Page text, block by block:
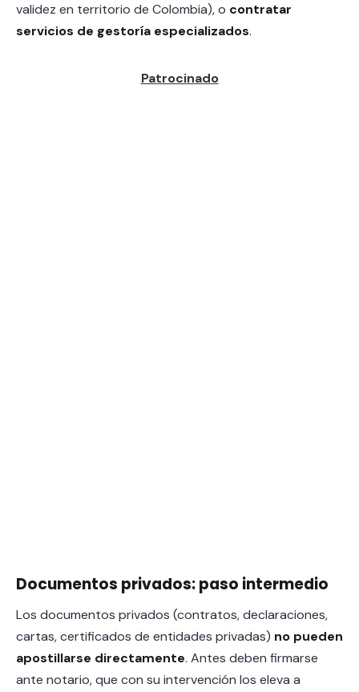
validez en territorio de Colombia), o contratar
servicios de gestoría especializados.
Documentos privados: paso intermedio
Los documentos privados (contratos, declaraciones,
cartas, certificados de entidades privadas) no pueden
apostillarse directamente. Antes deben firmarse
ante notario, que con su intervención los eleva a